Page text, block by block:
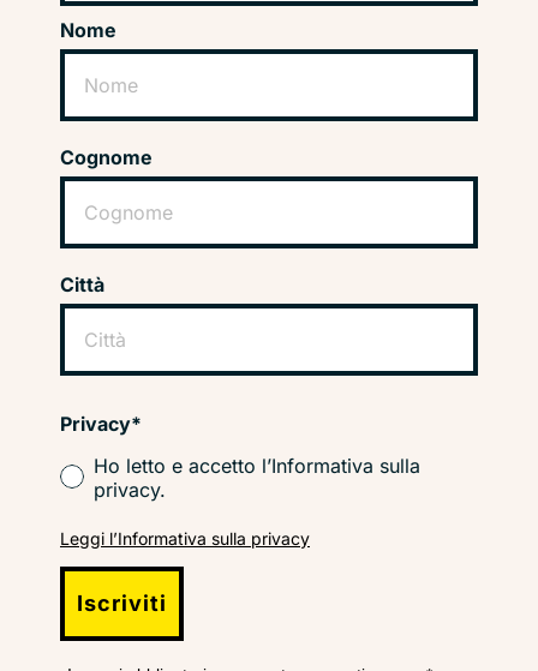
Nome
Cognome
Città
Privacy*
Ho letto e accetto l’Informativa sulla
privacy.
Leggi l’Informativa sulla privacy
Iscriviti